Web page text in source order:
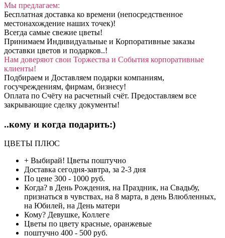
Мы предлагаем:
Бесплатная доставка ко времени (непосредственное
местонахождение наших точек)!
Всегда самые свежие цветы!
Принимаем Индивидуальные и Корпоративные заказы
доставки цветов и подарков..!
Нам доверяют свои Торжества и События корпоративные
клиенты!
Подбираем и Доставляем подарки компаниям,
госучреждениям, фирмам, бизнесу!
Оплата по Счёту на расчетный счёт. Предоставляем все
закрывающие сделку документы!
..кому и когда подарить:)
ЦВЕТЫ ПЛЮС
+ Выбирай! Цветы поштучно
Доставка сегодня-завтра, за 2-3 дня
По цене 300 - 1000 руб.
Когда? в День Рождения, на Праздник, на Свадьбу,
признаться в чувствах, на 8 марта, в день Влюбленных,
на Юбилей, на День матери
Кому? Девушке, Коллеге
Цветы по цвету красные, оранжевые
поштучно 400 - 500 руб.